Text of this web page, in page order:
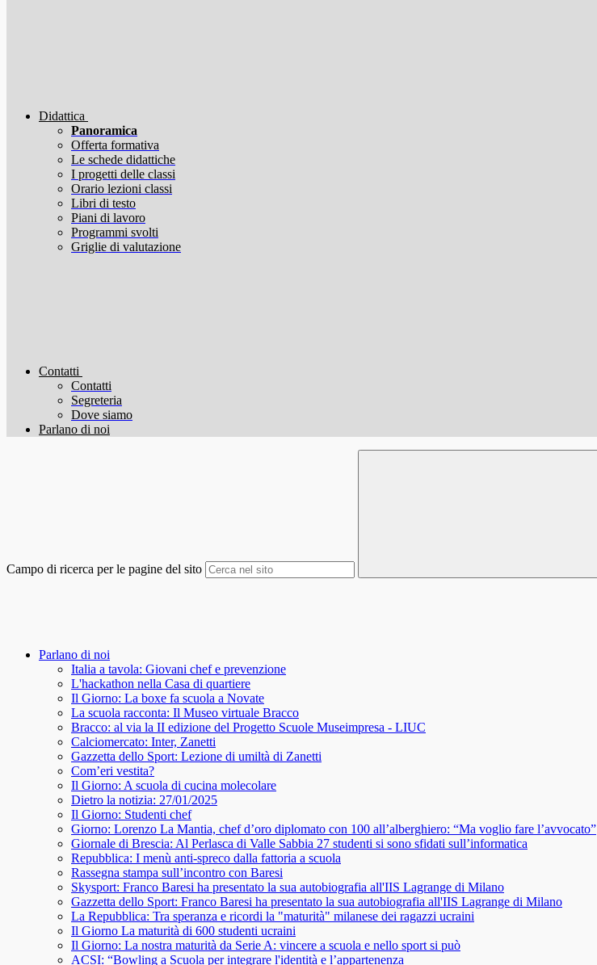
Didattica
Panoramica
Offerta formativa
Le schede didattiche
I progetti delle classi
Orario lezioni classi
Libri di testo
Piani di lavoro
Programmi svolti
Griglie di valutazione
Contatti
Contatti
Segreteria
Dove siamo
Parlano di noi
Campo di ricerca per le pagine del sito
Parlano di noi
Italia a tavola: Giovani chef e prevenzione
L'hackathon nella Casa di quartiere
Il Giorno: La boxe fa scuola a Novate
La scuola racconta: Il Museo virtuale Bracco
Bracco: al via la II edizione del Progetto Scuole Museimpresa - LIUC
Calciomercato: Inter, Zanetti
Gazzetta dello Sport: Lezione di umiltà di Zanetti
Com’eri vestita?
Il Giorno: A scuola di cucina molecolare
Dietro la notizia: 27/01/2025
Il Giorno: Studenti chef
Giorno: Lorenzo La Mantia, chef d’oro diplomato con 100 all’alberghiero: “Ma voglio fare l’avvocato”
Giornale di Brescia: Al Perlasca di Valle Sabbia 27 studenti si sono sfidati sull’informatica
Repubblica: I menù anti-spreco dalla fattoria a scuola
Rassegna stampa sull’incontro con Baresi
Skysport: Franco Baresi ha presentato la sua autobiografia all'IIS Lagrange di Milano
Gazzetta dello Sport: Franco Baresi ha presentato la sua autobiografia all'IIS Lagrange di Milano
La Repubblica: Tra speranza e ricordi la "maturità" milanese dei ragazzi ucraini
Il Giorno La maturità di 600 studenti ucraini
Il Giorno: La nostra maturità da Serie A: vincere a scuola e nello sport si può
ACSI: “Bowling a Scuola per integrare l'identità e l’appartenenza